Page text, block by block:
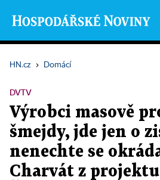
HN.cz › Domácí
DVTV
Výrobci masově
šmejdy, jde jen o
nenechte se
Charvát z